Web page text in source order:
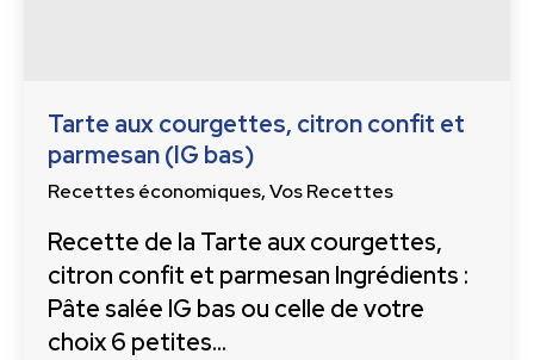
Tarte aux courgettes, citron confit et
parmesan (IG bas)
Recettes économiques,Vos Recettes
Recette de la Tarte aux courgettes,
citron confit et parmesan Ingrédients :
Pâte salée IG bas ou celle de votre
choix 6 petites…